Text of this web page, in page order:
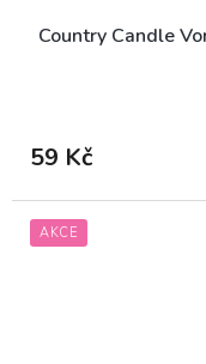
Country Candle
59 Kč
AKCE